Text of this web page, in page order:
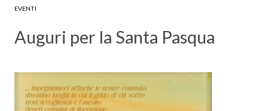
EVENTI
Auguri per la Santa Pasqua